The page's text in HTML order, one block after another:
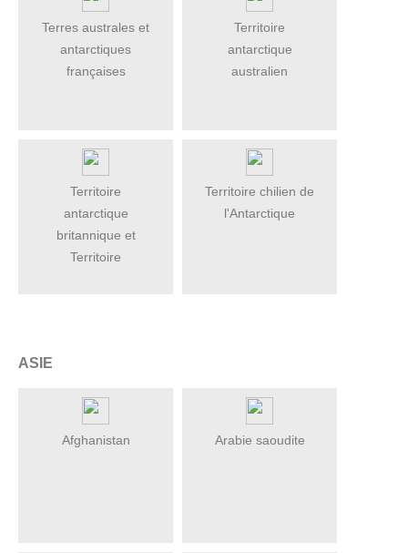
Terres australes et
antarctiques
françaises
Territoire
antarctique
australien
Territoire
antarctique
britannique et
Territoire
Territoire chilien de
l'Antarctique
ASIE
Afghanistan Arabie saoudite